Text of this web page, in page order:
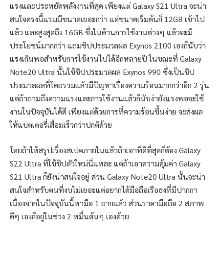
แรงและประหยัดพลังงานที่สุด เพียงแต่ Galaxy S21 Ultra จะน่า
สนใจตรงนี้แรมมีขนาดเยอะกว่า แค่ขนาดเริ่มต้นก็ 12GB เข้าไป
แล้ว และสูงสุดถึง 16GB ซึ่งในด้านการใช้งานต่างๆ แล้วจะมี
ประโยชน์มากกว่า แถมชิปประมวลผล Exynos 2100 เองก็นับว่า
แรงเกินพอสำหรับการใช้งานไปได้อีกหลายปี ในขณะที่ Galaxy
Note20 Ultra นั้นใช้ชิปประมวลผล Exynos 990 ซึ่งเป็นชิป
ประมวลผลที่โดยรวมแล้วมีปัญหาเรื่องความร้อนมากกว่าอีก 2 รุ่น
แต่ถ้าถามถึงความแรงและการใช้งานแล้วก็นับง่ายังแรงพอจะใช้
งานในปัจจุบันได้ดี เพียงแต่ด้วยการที่ความร้อนขึ้นง่าย จะส่งผล
ให้แบตเตอรี่เสื่อมเร็วกว่าปกติด้วย
โดยถ้าให้สรุปเรื่องสเปคภายในแล้วถ้าเอาที่ดีที่สุดก็ต้อง Galaxy
S22 Ultra ที่ใช้ชิปตัวใหม่นี่แหละ แต่ถ้าเอาความคุ้มค่า Galaxy
S21 Ultra ก็ยังน่าสนใจอยู่ ส่วน Galaxy Note20 Ultra นั้นจะน่า
สนใจสำหรับคนที่งบไม่เยอะแต่อยากได้มือถือเรือธงที่มีปากกา
เนื่องจากในปัจจุบันนี้หามือ 1 ยากแล้ว ส่วนราคามือถือ 2 สภาพ
ดีๆ เองก็อยู่ในช่วง 2 หมื่นต้นๆ เองด้วย